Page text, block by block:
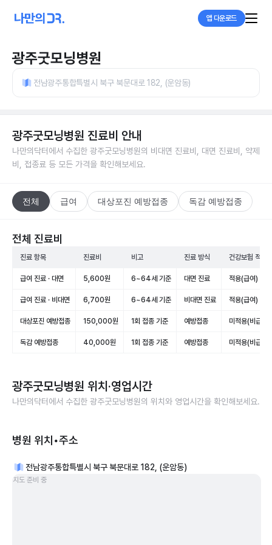
앱 다운로드
광주굿모닝병원
전남광주통합특별시 북구 북문대로 182, (운암동)
광주굿모닝병원 진료비 안내
나만의닥터에서 수집한 광주굿모닝병원의 비대면 진료비, 대면 진료비, 약제
비, 접종료 등 모든 가격을 확인해보세요.
전체 급여 대상포진 예방접종 독감 예방접종
전체 진료비
진료 항목 진료비 비고 진료 방식 건강보험 적용
급여 진료 · 대면 5,600원 6~64세 기준 대면 진료 적용(급여)
급여 진료 · 비대면 6,700원 6~64세 기준 비대면 진료 적용(급여)
대상포진 예방접종 150,000원 1회 접종 기준 예방접종 미적용(비급여)
독감 예방접종 40,000원 1회 접종 기준 예방접종 미적용(비급여)
광주굿모닝병원 위치·영업시간
나만의닥터에서 수집한 광주굿모닝병원의 위치와 영업시간을 확인해보세요.
병원 위치•주소
전남광주통합특별시 북구 북문대로 182, (운암동)
지도 준비 중